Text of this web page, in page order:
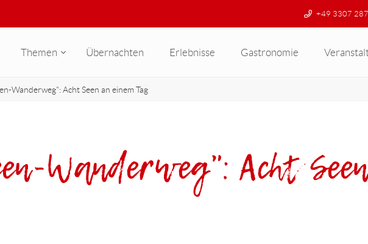
+49 3307
Themen Übernachten Erlebnisse Gastronomie
Wanderweg": Acht Seen an einem Tag
Wanderweg": Acht